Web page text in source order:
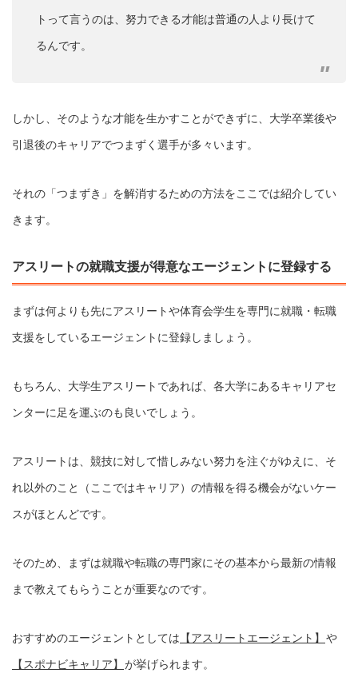
トって言うのは、努力できる才能は普通の人より長けて
るんです。
しかし、そのような才能を生かすことができずに、大学卒業後や
引退後のキャリアでつまずく選手が多々います。
それの「つまずき」を解消するための方法をここでは紹介してい
きます。
アスリートの就職支援が得意なエージェントに登録する
まずは何よりも先にアスリートや体育会学生を専門に就職・転職
支援をしているエージェントに登録しましょう。
もちろん、大学生アスリートであれば、各大学にあるキャリアセ
ンターに足を運ぶのも良いでしょう。
アスリートは、競技に対して惜しみない努力を注ぐがゆえに、そ
れ以外のこと（ここではキャリア）の情報を得る機会がないケー
スがほとんどです。
そのため、まずは就職や転職の専門家にその基本から最新の情報
まで教えてもらうことが重要なのです。
おすすめのエージェントとしては 【アスリートエージェント】 や
【スポナビキャリア】 が挙げられます。